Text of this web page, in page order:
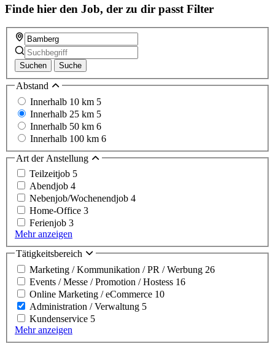
Finde hier den Job, der zu dir passt Filter
Suchen Suche
Abstand
Innerhalb 10 km 5
Innerhalb 25 km 5
Innerhalb 50 km 6
Innerhalb 100 km 6
Art der Anstellung
Teilzeitjob 5
Abendjob 4
Nebenjob/Wochenendjob 4
Home-Office 3
Ferienjob 3
Mehr anzeigen
Tätigkeitsbereich
Marketing / Kommunikation / PR / Werbung 26
Events / Messe / Promotion / Hostess 16
Online Marketing / eCommerce 10
Administration / Verwaltung 5
Kundenservice 5
Mehr anzeigen